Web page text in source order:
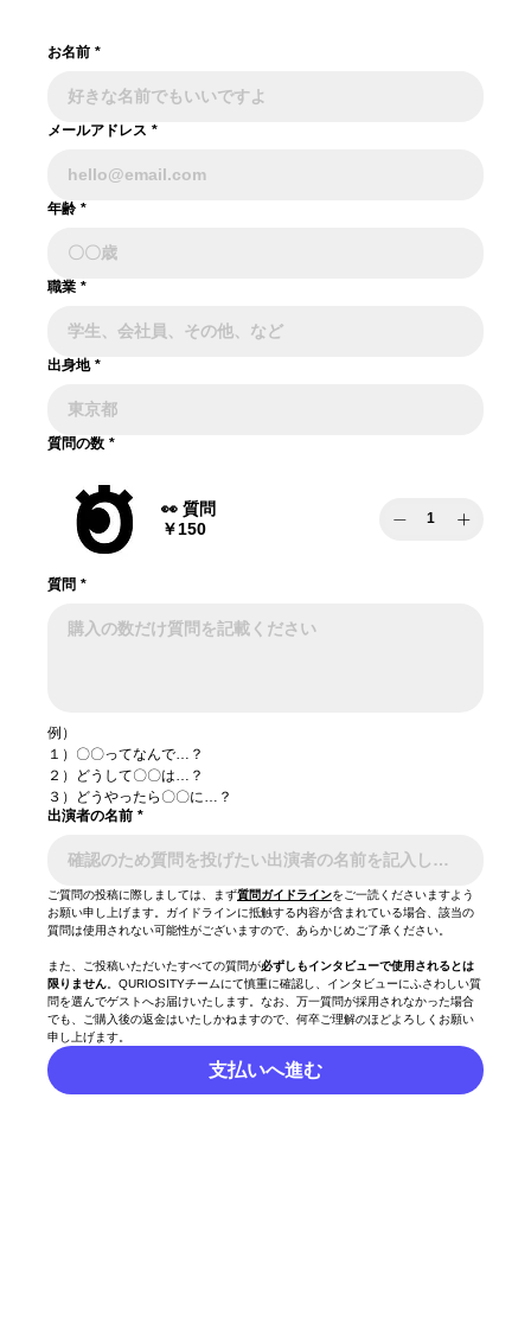
お名前 *
メールアドレス *
年齢 *
職業 *
出身地 *
質問の数 *
👀 質問
￥150
質問 *
例）
１）〇〇ってなんで…？
２）どうして〇〇は…？
３）どうやったら〇〇に…？
出演者の名前 *
ご質問の投稿に際しましては、まず質問ガイドラインをご一読くださいますよう
お願い申し上げます。ガイドラインに抵触する内容が含まれている場合、該当の
質問は使用されない可能性がございますので、あらかじめご了承ください。
また、ご投稿いただいたすべての質問が必ずしもインタビューで使用されるとは
限りません 。QURIOSITYチームにて慎重に確認し、インタビューにふさわしい質
問を選んでゲストへお届けいたします。なお、万一質問が採用されなかった場合
でも、ご購入後の返金はいたしかねますので、何卒ご理解のほどよろしくお願い
申し上げます。
支払いへ進む